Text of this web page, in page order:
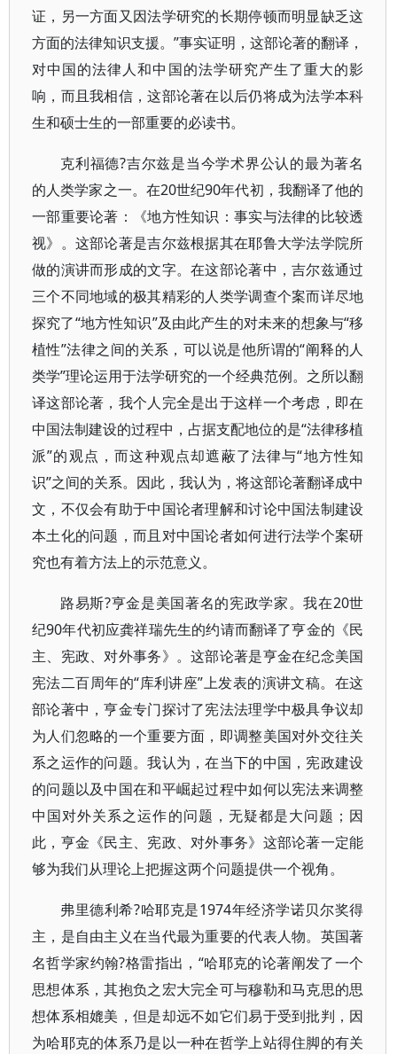
证，另一方面又因法学研究的长期停顿而明显缺乏这
方面的法律知识支援。”事实证明，这部论著的翻译，
对中国的法律人和中国的法学研究产生了重大的影
响，而且我相信，这部论著在以后仍将成为法学本科
生和硕士生的一部重要的必读书。
克利福德?吉尔兹是当今学术界公认的最为著名
的人类学家之一。在20世纪90年代初，我翻译了他的
一部重要论著：《地方性知识：事实与法律的比较透
视》。这部论著是吉尔兹根据其在耶鲁大学法学院所
做的演讲而形成的文字。在这部论著中，吉尔兹通过
三个不同地域的极其精彩的人类学调查个案而详尽地
探究了“地方性知识”及由此产生的对未来的想象与“移
植性”法律之间的关系，可以说是他所谓的“阐释的人
类学”理论运用于法学研究的一个经典范例。之所以翻
译这部论著，我个人完全是出于这样一个考虑，即在
中国法制建设的过程中，占据支配地位的是“法律移植
派”的观点，而这种观点却遮蔽了法律与“地方性知
识”之间的关系。因此，我认为，将这部论著翻译成中
文，不仅会有助于中国论者理解和讨论中国法制建设
本土化的问题，而且对中国论者如何进行法学个案研
究也有着方法上的示范意义。
路易斯?亨金是美国著名的宪政学家。我在20世
纪90年代初应龚祥瑞先生的约请而翻译了亨金的《民
主、宪政、对外事务》。这部论著是亨金在纪念美国
宪法二百周年的“库利讲座”上发表的演讲文稿。在这
部论著中，亨金专门探讨了宪法法理学中极具争议却
为人们忽略的一个重要方面，即调整美国对外交往关
系之运作的问题。我认为，在当下的中国，宪政建设
的问题以及中国在和平崛起过程中如何以宪法来调整
中国对外关系之运作的问题，无疑都是大问题；因
此，亨金《民主、宪政、对外事务》这部论著一定能
够为我们从理论上把握这两个问题提供一个视角。
弗里德利希?哈耶克是1974年经济学诺贝尔奖得
主，是自由主义在当代最为重要的代表人物。英国著
名哲学家约翰?格雷指出，“哈耶克的论著阐发了一个
思想体系，其抱负之宏大完全可与穆勒和马克思的思
想体系相媲美，但是却远不如它们易于受到批判，因
为哈耶克的体系乃是以一种在哲学上站得住脚的有关